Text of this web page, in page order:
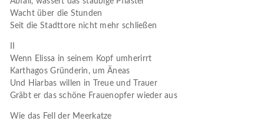
Wacht über die Stunden
Seit die Stadttore nicht mehr schließen
Wenn Elissa in seinem Kopf umherirrt
Karthagos Gründerin, um Äneas
Und Hiarbas willen in Treue und Trauer
Gräbt er das schöne Frauenopfer wieder aus
Wie das Fell der Meerkatze